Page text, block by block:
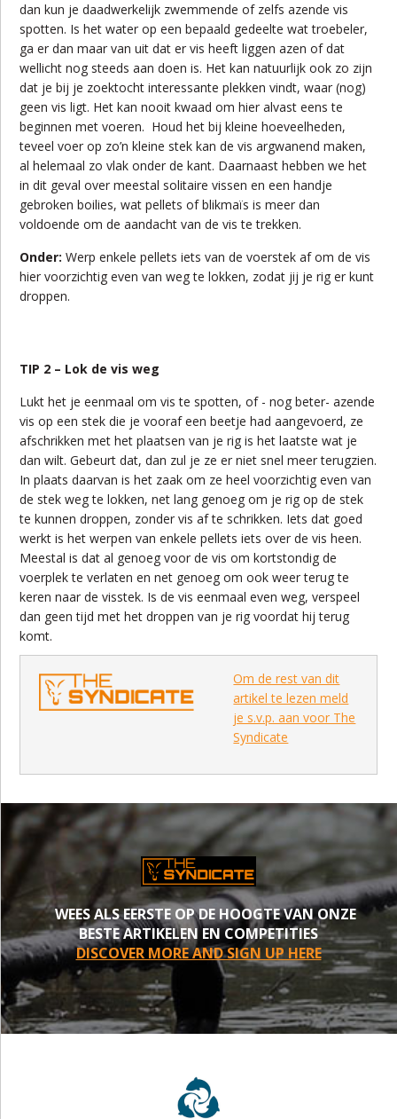
dan kun je daadwerkelijk zwemmende of zelfs azende vis
spotten. Is het water op een bepaald gedeelte wat troebeler,
ga er dan maar van uit dat er vis heeft liggen azen of dat
wellicht nog steeds aan doen is. Het kan natuurlijk ook zo zijn
dat je bij je zoektocht interessante plekken vindt, waar (nog)
geen vis ligt. Het kan nooit kwaad om hier alvast eens te
beginnen met voeren. Houd het bij kleine hoeveelheden,
teveel voer op zo’n kleine stek kan de vis argwanend maken,
al helemaal zo vlak onder de kant. Daarnaast hebben we het
in dit geval over meestal solitaire vissen en een handje
gebroken boilies, wat pellets of blikmaïs is meer dan
voldoende om de aandacht van de vis te trekken.
Onder: Werp enkele pellets iets van de voerstek af om de vis
hier voorzichtig even van weg te lokken, zodat jij je rig er kunt
droppen.
TIP 2 – Lok de vis weg
Lukt het je eenmaal om vis te spotten, of - nog beter- azende
vis op een stek die je vooraf een beetje had aangevoerd, ze
afschrikken met het plaatsen van je rig is het laatste wat je
dan wilt. Gebeurt dat, dan zul je ze er niet snel meer terugzien.
In plaats daarvan is het zaak om ze heel voorzichtig even van
de stek weg te lokken, net lang genoeg om je rig op de stek
te kunnen droppen, zonder vis af te schrikken. Iets dat goed
werkt is het werpen van enkele pellets iets over de vis heen.
Meestal is dat al genoeg voor de vis om kortstondig de
voerplek te verlaten en net genoeg om ook weer terug te
keren naar de visstek. Is de vis eenmaal even weg, verspeel
dan geen tijd met het droppen van je rig voordat hij terug
komt.
Om de rest van dit
artikel te lezen meld
je s.v.p. aan voor The
Syndicate
WEES ALS EERSTE OP DE HOOGTE VAN ONZE
BESTE ARTIKELEN EN COMPETITIES
DISCOVER MORE AND SIGN UP HERE